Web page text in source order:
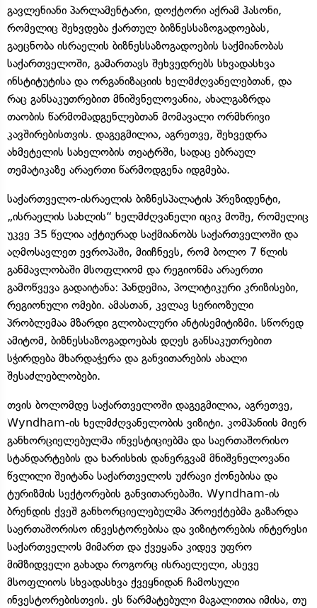
გავლენიანი პარლამენტარი, დოქტორი აქრამ ჰასონი,
რომელიც შეხვდება ქართულ ბიზნესსაზოგადოებას,
გაეცნობა ისრაელის ბიზნესსაზოგადოების საქმიანობას
საქართველოში, გამართავს შეხვედრებს სხვადასხვა
ინსტიტუტისა და ორგანიზაციის ხელმძღვანელებთან, და
რაც განსაკუთრებით მნიშვნელოვანია, ახალგაზრდა
თაობის წარმომადგენლებთან მომავალი ორმხრივი
კავშირებისთვის. დაგეგმილია, აგრეთვე, შეხვედრა
ახმეტელის სახელობის თეატრში, სადაც ებრაულ
თემატიკაზე არაერთი წარმოდგენა იდგმება.
საქართველო-ისრაელის ბიზნესპალატის პრეზიდენტი,
„ისრაელის სახლის“ ხელმძღვანელი იციკ მოშე, რომელიც
უკვე 35 წელია აქტიურად საქმიანობს საქართველოში და
აღმოსავლეთ ევროპაში, მიიჩნევს, რომ ბოლო 7 წლის
განმავლობაში მსოფლიომ და რეგიონმა არაერთი
გამოწვევა გადაიტანა: პანდემია, პოლიტიკური კრიზისები,
რეგიონული ომები. ამასთან, კვლავ სერიოზული
პრობლემაა მზარდი გლობალური ანტისემიტიზმი. სწორედ
ამიტომ, ბიზნესსაზოგადოებას დღეს განსაკუთრებით
სჭირდება მხარდაჭერა და განვითარების ახალი
შესაძლებლობები.
თვის ბოლომდე საქართველოში დაგეგმილია, აგრეთვე,
Wyndham-ის ხელმძღვანელობის ვიზიტი. კომპანიის მიერ
განხორციელებულმა ინვესტიციებმა და საერთაშორისო
სტანდარტების და ხარისხის დანერგვამ მნიშვნელოვანი
წვლილი შეიტანა საქართველოს უძრავი ქონებისა და
ტურიზმის სექტორების განვითარებაში. Wyndham-ის
ბრენდის ქვეშ განხორციელებულმა პროექტებმა გაზარდა
საერთაშორისო ინვესტორებისა და ვიზიტორების ინტერესი
საქართველოს მიმართ და ქვეყანა კიდევ უფრო
მიმზიდველი გახადა როგორც ისრაელელი, ასევე
მსოფლიოს სხვადასხვა ქვეყნიდან ჩამოსული
ინვესტორებისთვის. ეს წარმატებული მაგალითია იმისა, თუ